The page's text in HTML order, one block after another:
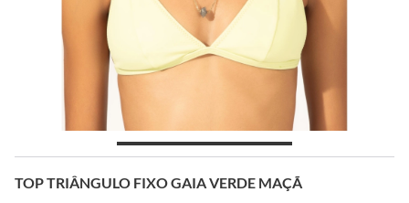
TOP TRIÂNGULO FIXO GAIA VERDE MAÇÃ